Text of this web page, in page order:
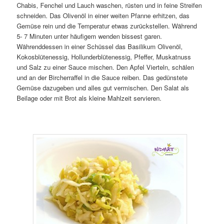
Chabis, Fenchel und Lauch waschen, rüsten und in feine Streifen
schneiden. Das Olivenöl in einer weiten Pfanne erhitzen, das
Gemüse rein und die Temperatur etwas zurückstellen. Während
5- 7 Minuten unter häufigem wenden bissest garen.
Währenddessen in einer Schüssel das Basilikum Olivenöl,
Kokosblütenessig, Hollunderblütenessig, Pfeffer, Muskatnuss
und Salz zu einer Sauce mischen. Den Apfel Vierteln, schälen
und an der Bircherraffel in die Sauce reiben. Das gedünstete
Gemüse dazugeben und alles gut vermischen. Den Salat als
Beilage oder mit Brot als kleine Mahlzeit servieren.